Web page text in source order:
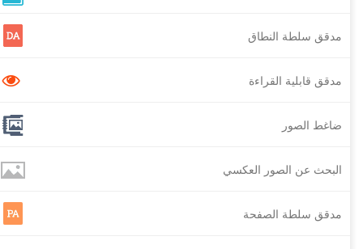
مدقق سلطة النطاق
مدقق قابلية القراءة
ضاغط الصور
البحث عن الصور العكسي
مدقق سلطة الصفحة